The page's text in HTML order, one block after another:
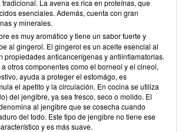
La avena es rica en proteínas, que
esenciales. Además, cuenta con gran
y minerales.
es muy aromático y tiene un sabor fuerte y
al gingerol. El gingerol es un aceite esencial al
propiedades anticancerígenas y antiinflamatorias.
otros componentes como el borneol y el cineol,
ayuda a proteger el estomágo, es
el apetito y la circulación. En cocina se utiliza
del jengibre, ya sea fresco, seco o molido. El
al jengibre que se cosecha cuando
del todo. Este tipo de jengibre no tiene ese
y es más suave.